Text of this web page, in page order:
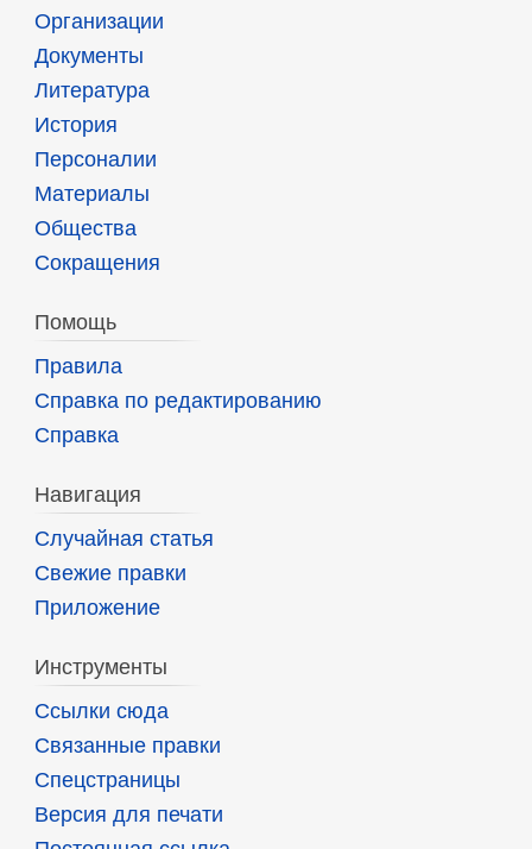
Организации
Документы
Литература
История
Персоналии
Материалы
Общества
Сокращения
Помощь
Правила
Справка по редактированию
Справка
Навигация
Случайная статья
Свежие правки
Приложение
Инструменты
Ссылки сюда
Связанные правки
Спецстраницы
Версия для печати